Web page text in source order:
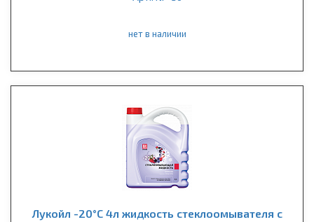
нет в наличии
Лукойл -20°С 4л жидкость стеклоомывателя с